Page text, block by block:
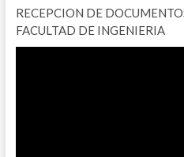
RECEPCION DE
FACULTAD DE INGENIERIA